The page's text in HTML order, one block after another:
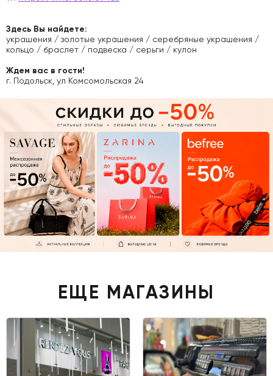
Здесь Вы найдете:
украшения / золотые украшения / серебряные украшения /
кольцо / браслет / подвеска / серьги / кулон
Ждем вас в гости!
г. Подольск, ул Комсомольская 24
ЕЩЕ МАГАЗИНЫ